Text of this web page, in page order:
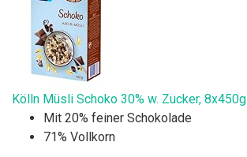
Kölln Müsli Schoko 30% w. Zucker, 8x450g
Mit 20% feiner Schokolade
71% Vollkorn